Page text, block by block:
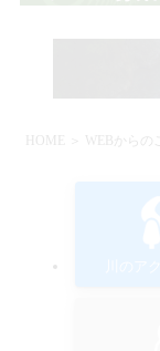
HOME ＞ WEBからの